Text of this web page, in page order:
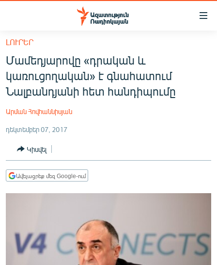
Մատչելիության
հիմնական
բովանդակությանը
Անցնել
հիմնական
մենյուին
ՀԱՅԱՍՏԱՆ
ՔԱՂԱՔԱԿԱՆ
ՏՆՏԵՍՈՒԹՅՈՒՆ
ՂԱՐԱԲԱՂ
ՄՇԱԿՈՒՅԹ
ԼՈՒՐԵՐ
Մամեդյարովը «դրական և
կառուցողական» է գնահատում
Նալբանդյանի հետ հանդիպումը
Արման Հովհաննիսյան
դեկտեմբեր 07, 2017
Կիսվել
Ավելացրեք մեզ Google-ում